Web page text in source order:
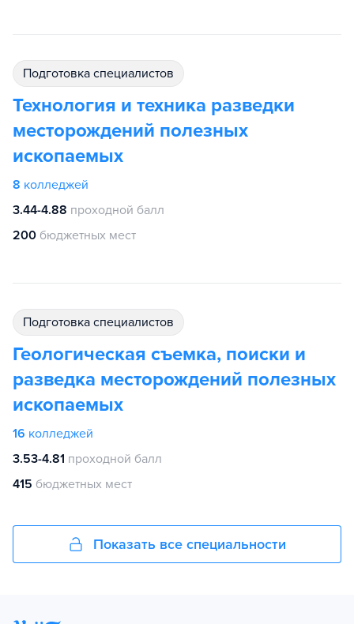
подготовка специалистов
Технология и техника разведки
месторождений полезных
ископаемых
8 колледжей
3.44-4.88 проходной балл
200 бюджетных мест
подготовка специалистов
Геологическая съемка, поиски и
разведка месторождений полезных
ископаемых
16 колледжей
3.53-4.81 проходной балл
415 бюджетных мест
Показать все специальности